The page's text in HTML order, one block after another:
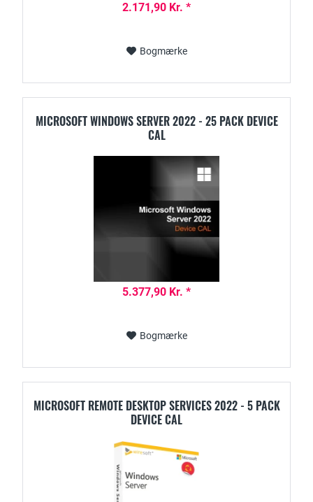
2.171,90 Kr. *
Bogmærke
MICROSOFT WINDOWS SERVER 2022 - 25 PACK DEVICE
CAL
5.377,90 Kr. *
Bogmærke
MICROSOFT REMOTE DESKTOP SERVICES 2022 - 5 PACK
DEVICE CAL